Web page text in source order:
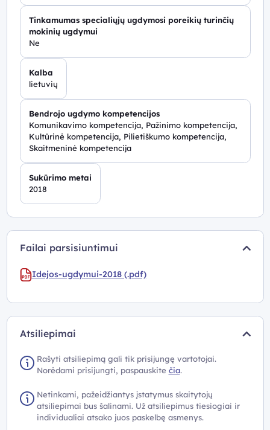
Tinkamumas specialiųjų ugdymosi poreikių turinčių
mokinių ugdymui
Ne
Kalba
lietuvių
Bendrojo ugdymo kompetencijos
Komunikavimo kompetencija, Pažinimo kompetencija,
Kultūrinė kompetencija, Pilietiškumo kompetencija,
Skaitmeninė kompetencija
Sukūrimo metai
2018
Failai parsisiuntimui
Idejos-ugdymui-2018 (.pdf)
Atsiliepimai
Rašyti atsiliepimą gali tik prisijungę vartotojai.
Norėdami prisijungti, paspauskite čia.
Netinkami, pažeidžiantys įstatymus skaitytojų
atsiliepimai bus šalinami. Už atsiliepimus tiesiogiai ir
individualiai atsako juos paskelbę asmenys.